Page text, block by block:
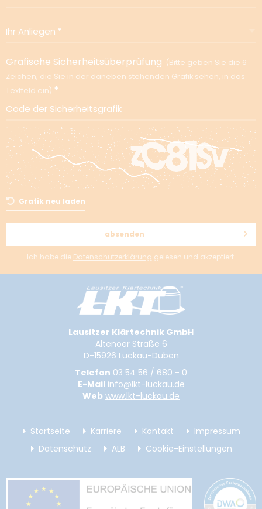
Ihr Anliegen
Grafische Sicherheitsüberprüfung
Bitte geben Sie die 6
Zeichen, die Sie in der daneben stehenden Grafik sehen, in das
Textfeld ein
Code der Sicherheitsgrafik
Grafik neu laden
absenden
Ich habe die Datenschutzerklärung gelesen und akzeptiert.
Lausitzer Klärtechnik GmbH
Altenoer Straße 6
D-15926 Luckau-Duben
Telefon 03 54 56 / 680 - 0
E-Mail info@lkt-luckau.de
Web www.lkt-luckau.de
Startseite Karriere Kontakt
Impressum
Datenschutz
ALB Cookie-Einstellungen